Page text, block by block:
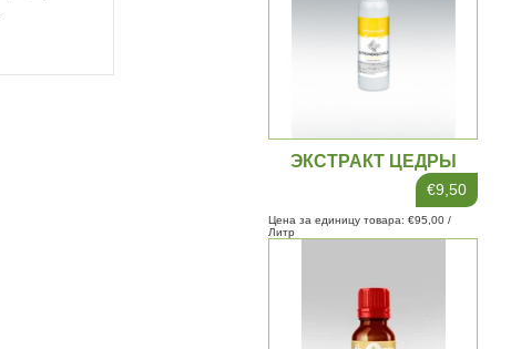
ЭКСТРАКТ ЦЕДРЫ
ЛИМОНА 100МЛ€9,50
Цена за единицу товара: €95,00 /
Литр